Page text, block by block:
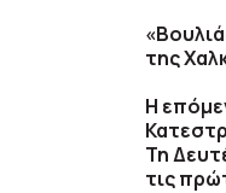
της
Η
Τη
τις